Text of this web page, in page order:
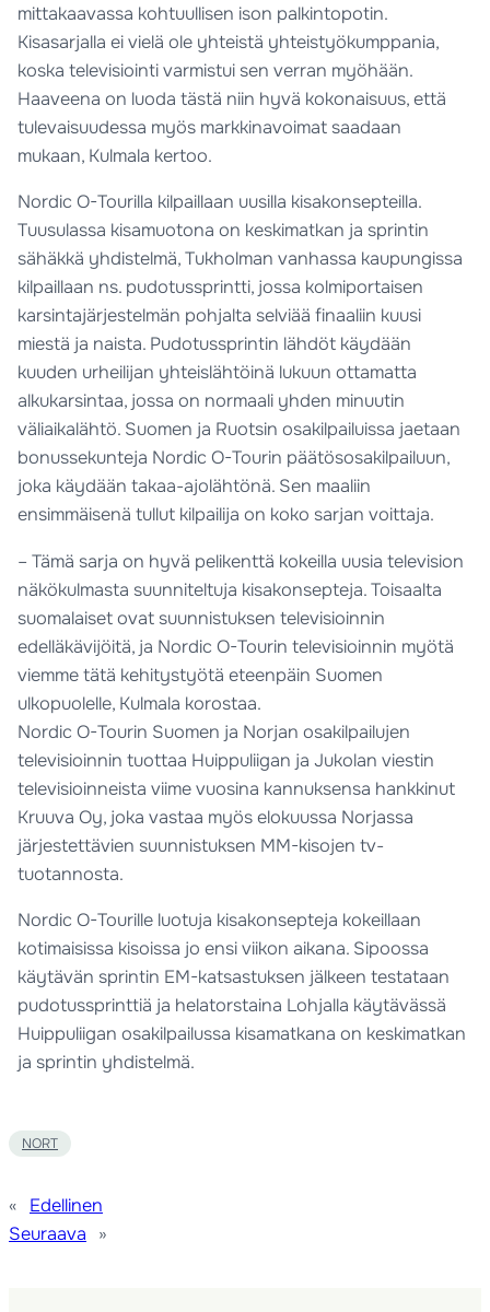
mittakaavassa kohtuullisen ison palkintopotin.
Kisasarjalla ei vielä ole yhteistä yhteistyökumppania,
koska televisiointi varmistui sen verran myöhään.
Haaveena on luoda tästä niin hyvä kokonaisuus, että
tulevaisuudessa myös markkinavoimat saadaan
mukaan, Kulmala kertoo.
Nordic O-Tourilla kilpaillaan uusilla kisakonsepteilla.
Tuusulassa kisamuotona on keskimatkan ja sprintin
sähäkkä yhdistelmä, Tukholman vanhassa kaupungissa
kilpaillaan ns. pudotussprintti, jossa kolmiportaisen
karsintajärjestelmän pohjalta selviää finaaliin kuusi
miestä ja naista. Pudotussprintin lähdöt käydään
kuuden urheilijan yhteislähtöinä lukuun ottamatta
alkukarsintaa, jossa on normaali yhden minuutin
väliaikalähtö. Suomen ja Ruotsin osakilpailuissa jaetaan
bonussekunteja Nordic O-Tourin päätösosakilpailuun,
joka käydään takaa-ajolähtönä. Sen maaliin
ensimmäisenä tullut kilpailija on koko sarjan voittaja.
– Tämä sarja on hyvä pelikenttä kokeilla uusia television
näkökulmasta suunniteltuja kisakonsepteja. Toisaalta
suomalaiset ovat suunnistuksen televisioinnin
edelläkävijöitä, ja Nordic O-Tourin televisioinnin myötä
viemme tätä kehitystyötä eteenpäin Suomen
ulkopuolelle, Kulmala korostaa.
Nordic O-Tourin Suomen ja Norjan osakilpailujen
televisioinnin tuottaa Huippuliigan ja Jukolan viestin
televisioinneista viime vuosina kannuksensa hankkinut
Kruuva Oy, joka vastaa myös elokuussa Norjassa
järjestettävien suunnistuksen MM-kisojen tv-
tuotannosta.
Nordic O-Tourille luotuja kisakonsepteja kokeillaan
kotimaisissa kisoissa jo ensi viikon aikana. Sipoossa
käytävän sprintin EM-katsastuksen jälkeen testataan
pudotussprinttiä ja helatorstaina Lohjalla käytävässä
Huippuliigan osakilpailussa kisamatkana on keskimatkan
ja sprintin yhdistelmä.
NORT
«
Edellinen
Seuraava
»